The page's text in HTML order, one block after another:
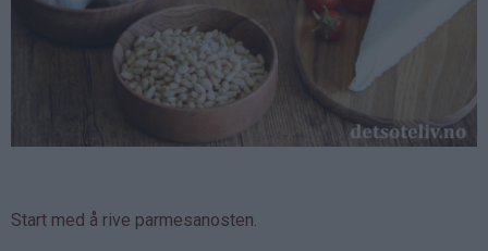
Start med å rive parmesanosten.